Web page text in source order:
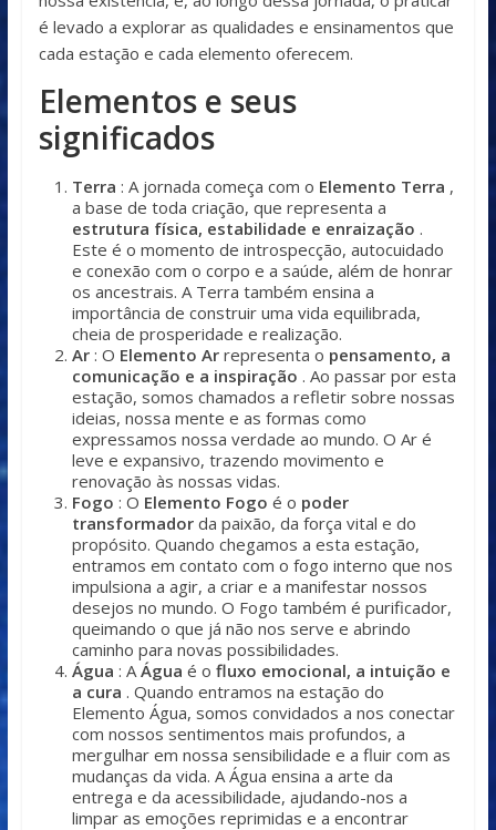
é levado a explorar as qualidades e ensinamentos que
cada estação e cada elemento oferecem.
Elementos e seus
significados
Terra : A jornada começa com o Elemento Terra ,
a base de toda criação, que representa a
estrutura física, estabilidade e enraização .
Este é o momento de introspecção, autocuidado
e conexão com o corpo e a saúde, além de honrar
os ancestrais. A Terra também ensina a
importância de construir uma vida equilibrada,
cheia de prosperidade e realização.
Ar: O Elemento Arrepresenta o pensamento, a
comunicação e a inspiração . Ao passar por esta
estação, somos chamados a refletir sobre nossas
ideias, nossa mente e as formas como
expressamos nossa verdade ao mundo. O Ar é
leve e expansivo, trazendo movimento e
renovação às nossas vidas.
Fogo : O Elemento Fogo é o poder
transformadorda paixão, da força vital e do
propósito. Quando chegamos a esta estação,
entramos em contato com o fogo interno que nos
impulsiona a agir, a criar e a manifestar nossos
desejos no mundo. O Fogo também é purificador,
queimando o que já não nos serve e abrindo
caminho para novas possibilidades.
Água : AÁgua é o fluxo emocional, a intuição e
a cura . Quando entramos na estação do
Elemento Água, somos convidados a nos conectar
com nossos sentimentos mais profundos, a
mergulhar em nossa sensibilidade e a fluir com as
mudanças da vida. A Água ensina a arte da
entrega e da acessibilidade, ajudando-nos a
limpar as emoções reprimidas e a encontrar